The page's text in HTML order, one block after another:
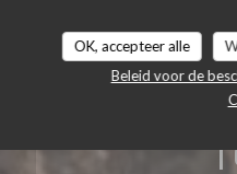
OK, accepteer alle
Beleid voor de
|